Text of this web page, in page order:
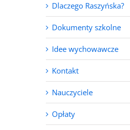
Dlaczego Raszyńska?
Dokumenty szkolne
Idee wychowawcze
Kontakt
Nauczyciele
Opłaty